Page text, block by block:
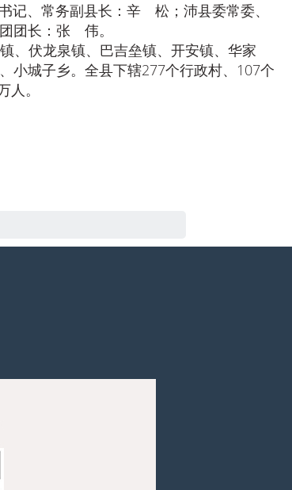
、常务副县长：辛 松；沛县委常委、
团长：张 伟。
、伏龙泉镇、巴吉垒镇、开安镇、华家
小城子乡。全县下辖277个行政村、107个
。